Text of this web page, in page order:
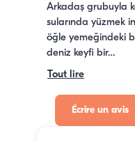
Arkadaş grubuyla
sularında yüzmek
öğle yemeğindeki
deniz keyfi bir…
Tout lire
Écrire un avis